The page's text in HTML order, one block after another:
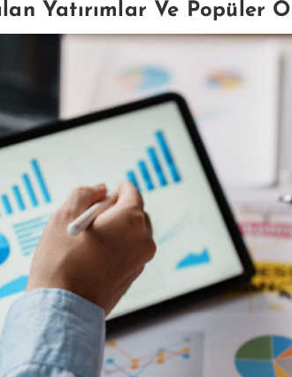
Yatırımlar Ve Popüler